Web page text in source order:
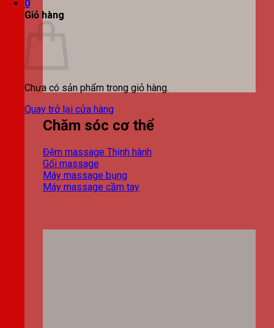
0
Giỏ hàng
Chưa có sản phẩm trong giỏ hàng.
Quay trở lại cửa hàng
Chăm sóc cơ thể
Đệm massage
Gối massage
Máy massage bụng
Máy massage cầm tay